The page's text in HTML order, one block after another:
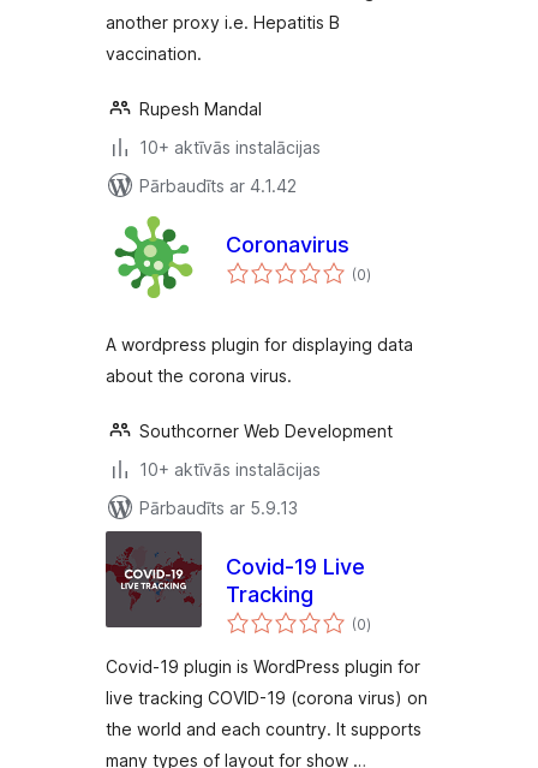
another proxy i.e. Hepatitis B
vaccination.
Rupesh Mandal
10+ aktīvās instalācijas
Pārbaudīts ar 4.1.42
Coronavirus
(0vērtējumu
kopsumma
)
A wordpress plugin for displaying data
about the corona virus.
Southcorner Web Development
10+ aktīvās instalācijas
Pārbaudīts ar 5.9.13
Covid-19 Live
Tracking
(0vērtējumu
kopsumma
)
Covid-19 plugin is WordPress plugin for
live tracking COVID-19 (corona virus) on
the world and each country. It supports
many types of layout for show …